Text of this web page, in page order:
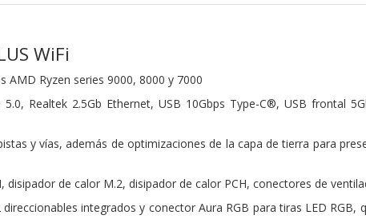
WiFi
AMD Ryzen series 9000, 8000 y 7000
5.0, Realtek 2.5Gb Ethernet, USB 10Gbps Type-C®, USB frontal
y vías, además de optimizaciones de la capa de tierra para
disipador de calor M.2, disipador de calor PCH, conectores de
integrados y conector Aura RGB para tiras LED RGB,